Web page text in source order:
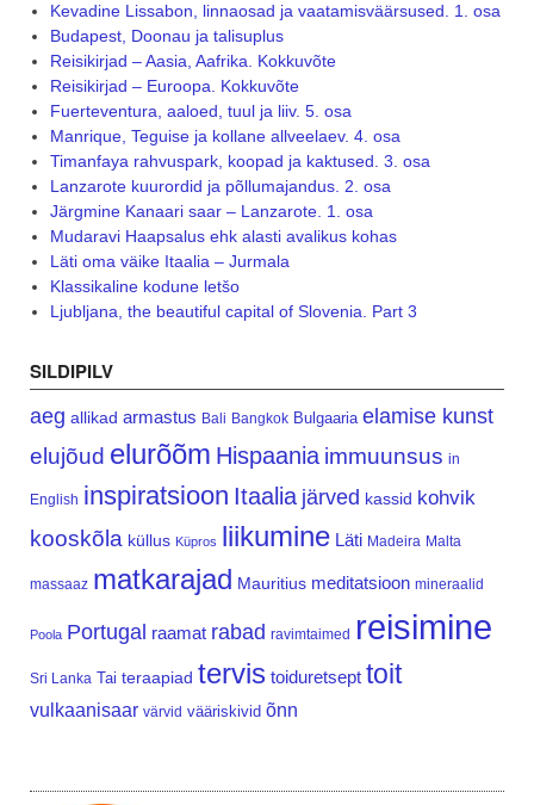
Kevadine Lissabon, linnaosad ja vaatamisväärsused. 1. osa
Budapest, Doonau ja talisuplus
Reisikirjad – Aasia, Aafrika. Kokkuvõte
Reisikirjad – Euroopa. Kokkuvõte
Fuerteventura, aaloed, tuul ja liiv. 5. osa
Manrique, Teguise ja kollane allveelaev. 4. osa
Timanfaya rahvuspark, koopad ja kaktused. 3. osa
Lanzarote kuurordid ja põllumajandus. 2. osa
Järgmine Kanaari saar – Lanzarote. 1. osa
Mudaravi Haapsalus ehk alasti avalikus kohas
Läti oma väike Itaalia – Jurmala
Klassikaline kodune letšo
Ljubljana, the beautiful capital of Slovenia. Part 3
SILDIPILV
aeg allikad armastus Bali Bangkok Bulgaaria elamise kunst
elujõud elurõõm Hispaania immuunsus in
English inspiratsioon Itaalia järved kassid kohvik
kooskõla küllus Küpros liikumine Läti Madeira Malta
massaaz matkarajad Mauritius meditatsioon mineraalid
Poola Portugal raamat rabad ravimtaimed reisimine
Sri Lanka Tai teraapiad tervis toiduretsept toit
vulkaanisaar värvid vääriskivid õnn